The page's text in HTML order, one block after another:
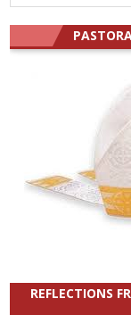
for:
REFLECTIONS